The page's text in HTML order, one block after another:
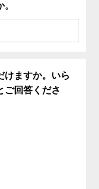
けますか。いら
ご回答くださ